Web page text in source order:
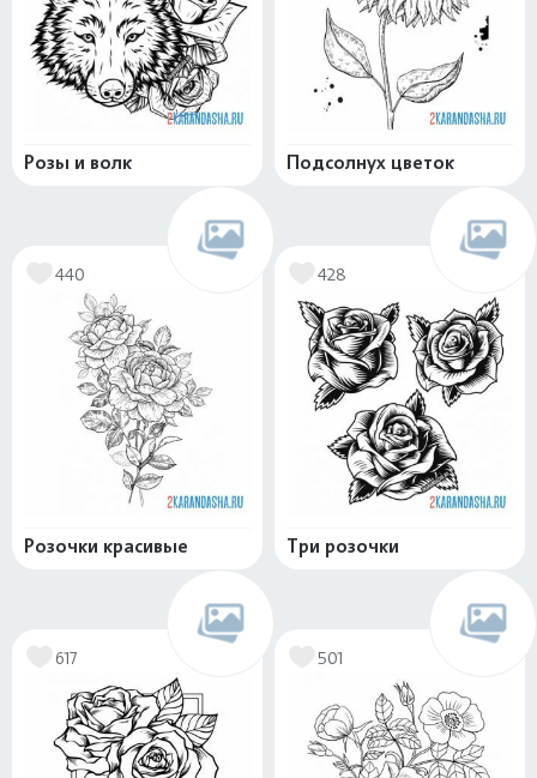
Розы и волк Подсолнух цветок
440
Розочки красивые
428
Три розочки
617 501